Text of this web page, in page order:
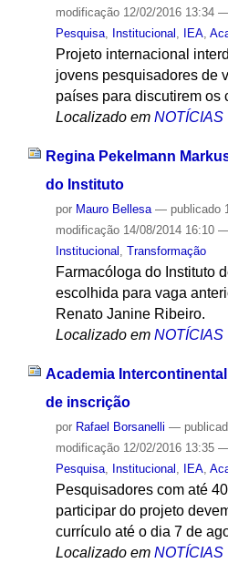
modificação12/02/2016 13:34 —
Pesquisa, Institucional , IEA,
Projeto internacional
jovens pesquisadores de
países para discutirem os
Localizado em NOTÍCIAS
Regina Pekelmann
do Instituto
por Mauro Bellesa — publicado
modificação14/08/2014 16:10 —
Institucional , Transformação
Farmacóloga do Instituto
escolhida para vaga
Renato Janine Ribeiro.
Localizado em NOTÍCIAS
Academia
de inscrição
por Rafael Borsanelli —
modificação12/02/2016 13:35 —
Pesquisa, Institucional IEA,
Pesquisadores com até
participar do projeto
currículo até o dia 7 de
Localizado em NOTÍCIAS